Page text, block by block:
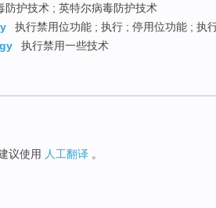
防护技术 ; 英特尔病毒防护技术
执行禁用位功能 ; 执行 ; 停用位功能 ; 执
执行禁用一些技术
议使用 人工翻译 。